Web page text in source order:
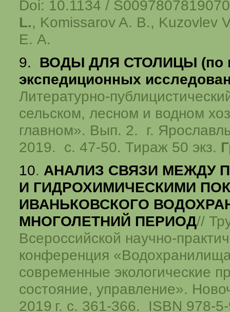
Doi: 10.1134 /
L., Komissarov A. B., Kuzovlev
E. A.
9. ВОДЫ ДЛЯ СТОЛИЦЫ (по
экспедиционных
Литературно-
сельском, лесном и водном
главном». Вып. 2. г.
2019. с. 47-50. Тираж 50 экз.
10. АНАЛИЗ СВЯЗИ МЕЖДУ
И ГИДРОХИМИЧЕСКИМИ
ИВАНЬКОВСКОГО
МНОГОЛЕТНИЙ ПЕРИОД//
Всероссийской научно-
конференция
современные экологические
состояние, управление».
2019 г. с. 361-366. ISBN 978-